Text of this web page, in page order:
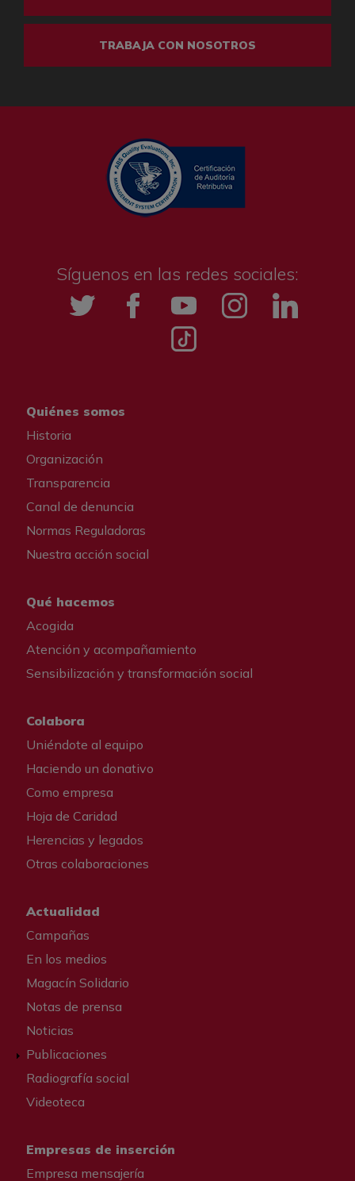
TRABAJA CON NOSOTROS
Síguenos en las redes sociales:
Twitter FacebookYouTube InstagrammLinkedIn
Tik tok
Quiénes somos
Historia
Organización
Transparencia
Canal de denuncia
Normas Reguladoras
Nuestra acción social
Qué hacemos
Acogida
Atención y acompañamiento
Sensibilización y transformación social
Colabora
Uniéndote al equipo
Haciendo un donativo
Como empresa
Hoja de Caridad
Herencias y legados
Otras colaboraciones
Actualidad
Campañas
En los medios
Magacín Solidario
Notas de prensa
Noticias
Publicaciones
Radiografía social
Videoteca
Empresas de inserción
Empresa mensajería